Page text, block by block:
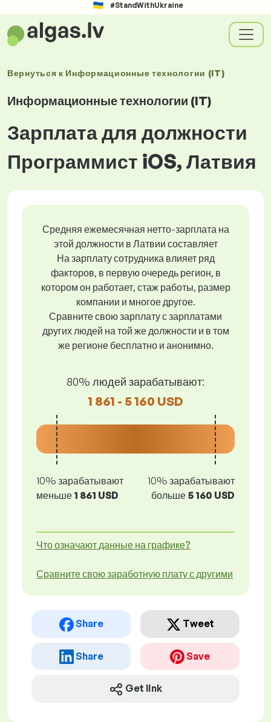
#StandWithUkraine
Вернуться к Информационные технологии (IT)
Информационные технологии (IT)
Зарплата для должности
Программист iOS, Латвия
Средняя ежемесячная нетто-зарплата на
этой должности в Латвии составляет
На зарплату сотрудника влияет ряд
факторов, в первую очередь регион, в
котором он работает, стаж работы, размер
компании и многое другое.
Сравните свою зарплату с зарплатами
других людей на той же должности и в том
же регионе бесплатно и анонимно.
80% людей зарабатывают:
1 861 - 5 160 USD
10% зарабатывают
меньше 1 861 USD
10% зарабатывают
больше 5 160 USD
Что означают данные на графике?
Сравните свою заработную плату с другими
Share Tweet
Share Save
Get link